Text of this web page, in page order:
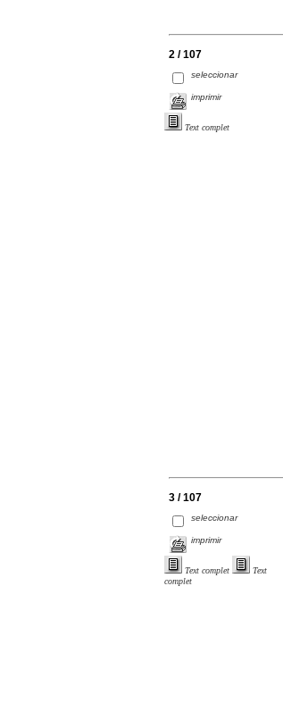
2 / 107
seleccionar
imprimir
Text complet
3 / 107
seleccionar
imprimir
Text complet
Text
complet